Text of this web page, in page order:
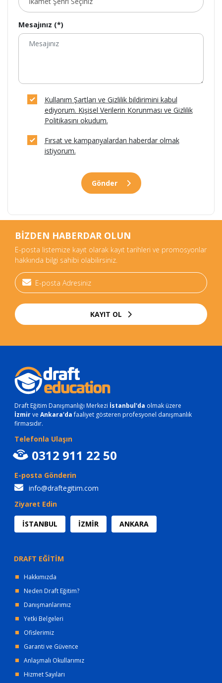
Mesajınız (*)
Kullanım Şartları ve Gizlilik bildirimini kabul
ediyorum. Kişisel Verilerin Korunması ve Gizlilik
Politikasını okudum.
Fırsat ve kampanyalardan haberdar olmak
istiyorum.
Gönder
BİZDEN HABERDAR OLUN
E-posta listemize kayıt olarak kayıt tarihleri ve promosyonlar
hakkında bilgi sahibi olabilirsiniz.
KAYIT OL
Draft Eğitim Danışmanlığı Merkezi İstanbul'da olmak üzere
İzmirve Ankara'dafaaliyet gösteren profesyonel danışmanlık
firmasıdır.
Telefonla Ulaşın
0312 911 22 50
E-posta Gönderin
info@draftegitim.com
Ziyaret Edin
İSTANBUL İZMİR ANKARA
DRAFT EĞİTİM
Hakkımızda
Neden Draft Eğitim?
Danışmanlarımız
Yetki Belgeleri
Ofislerimiz
Garanti ve Güvence
Anlaşmalı Okullarımız
Hizmet Sayıları